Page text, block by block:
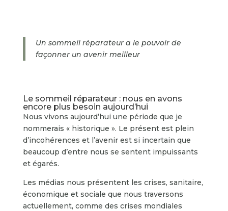
Un sommeil réparateur a le pouvoir de
façonner un avenir meilleur
Le sommeil réparateur : nous en avons
encore plus besoin aujourd’hui
Nous vivons aujourd’hui une période que je
nommerais « historique ». Le présent est plein
d’incohérences et l’avenir est si incertain que
beaucoup d’entre nous se sentent impuissants
et égarés.
Les médias nous présentent les crises, sanitaire,
économique et sociale que nous traversons
actuellement, comme des crises mondiales